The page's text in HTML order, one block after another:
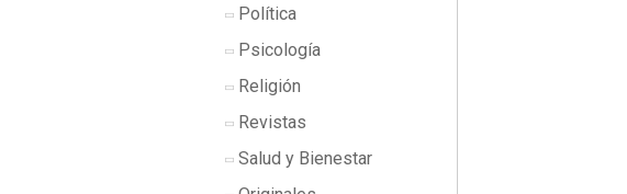
Política
Psicología
Religión
Revistas
Salud y Bienestar